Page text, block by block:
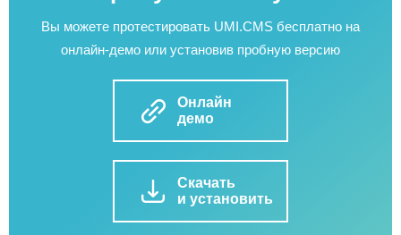
Вы можете протестировать UMI.CMS бесплатно на
онлайн-демо или установив пробную версию
Онлайн
демо
Скачать
и установить